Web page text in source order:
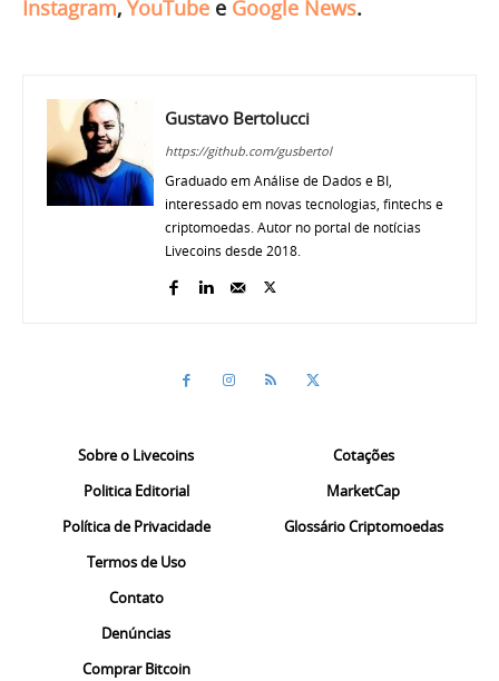
Instagram, YouTube e Google News.
Gustavo Bertolucci
https://github.com/gusbertol
Graduado em Análise de Dados e BI,
interessado em novas tecnologias, fintechs e
criptomoedas. Autor no portal de notícias
Livecoins desde 2018.
Sobre o Livecoins
Politica Editorial
Política de Privacidade
Termos de Uso
Contato
Denúncias
Comprar Bitcoin
Cotações
MarketCap
Glossário Criptomoedas